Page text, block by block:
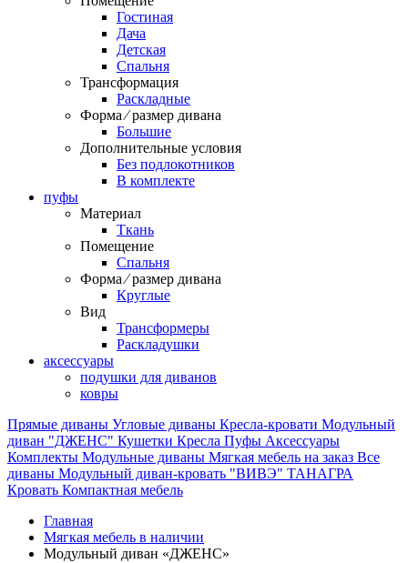
Гостиная
Дача
Детская
Спальня
Трансформация
Раскладные
Форма ⁄ размер дивана
Большие
Дополнительные условия
Без подлокотников
В комплекте
пуфы
Материал
Ткань
Помещение
Спальня
Форма ⁄ размер дивана
Круглые
Вид
Трансформеры
Раскладушки
аксессуары
подушки для диванов
ковры
Прямые диваны Угловые диваны Кресла-кровати Модульный
диван "ДЖЕНС" Кушетки Кресла Пуфы Аксессуары
Комплекты Модульные диваны Мягкая мебель на заказ Все
диваны Модульный диван-кровать "ВИВЭ" ТАНАГРА
Кровать Компактная мебель
Главная
Мягкая мебель в наличии
Модульный диван «ДЖЕНС»